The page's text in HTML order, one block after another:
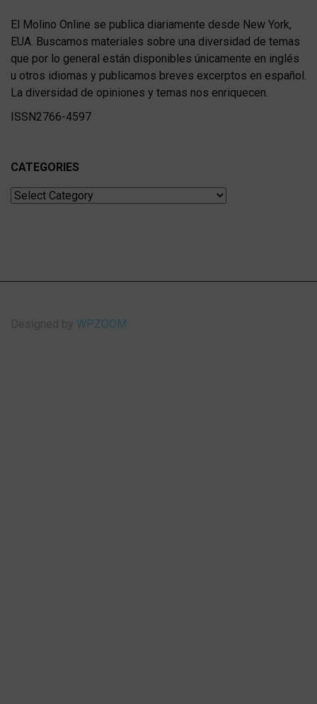
El Molino Online se publica diariamente desde New York,
EUA. Buscamos materiales sobre una diversidad de temas
que por lo general están disponibles únicamente en inglés
u otros idiomas y publicamos breves excerptos en español.
La diversidad de opiniones y temas nos enriquecen.
ISSN2766-4597
CATEGORIES
Categories
WPZOOM